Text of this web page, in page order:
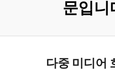
문입니
다중 미디어